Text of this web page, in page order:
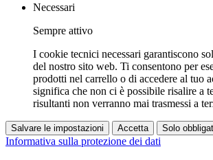
Necessari
Sempre attivo
I cookie tecnici necessari garantiscono
del nostro sito web. Ti consentono per
prodotti nel carrello o di accedere al tuo
significa che non ci è possibile risalire a
risultanti non verranno mai trasmessi a
Salvare le impostazioni Accetta Solo
Informativa sulla protezione dei dati